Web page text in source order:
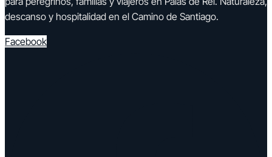
descanso y hospitalidad en el Camino de Santiago.
Facebook